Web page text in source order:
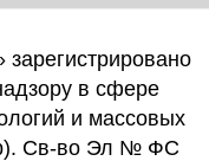
в сфере
и массовых
Св-во Эл № ФС